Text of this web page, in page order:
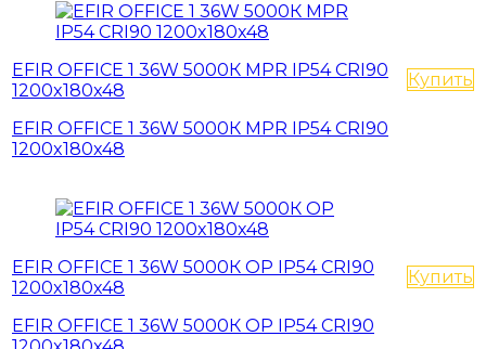
EFIR OFFICE 1 36W 5000К MPR IP54 CRI90
1200x180x48
EFIR OFFICE 1 36W 5000К MPR IP54 CRI90
1200x180x48
Купить
EFIR OFFICE 1 36W 5000К OP IP54 CRI90
1200x180x48
EFIR OFFICE 1 36W 5000К OP IP54 CRI90
Купить